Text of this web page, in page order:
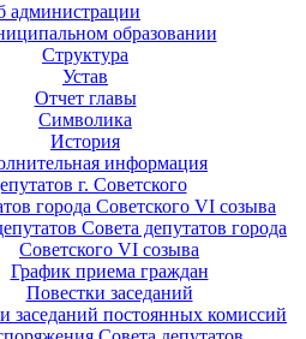
администрации
образовании
Структура
Устав
Отчет главы
Символика
История
информация
г. Советского
города Советского VI созыва
Совета депутатов города
Советского VI созыва
График приема граждан
Повестки заседаний
заседаний постоянных комиссий